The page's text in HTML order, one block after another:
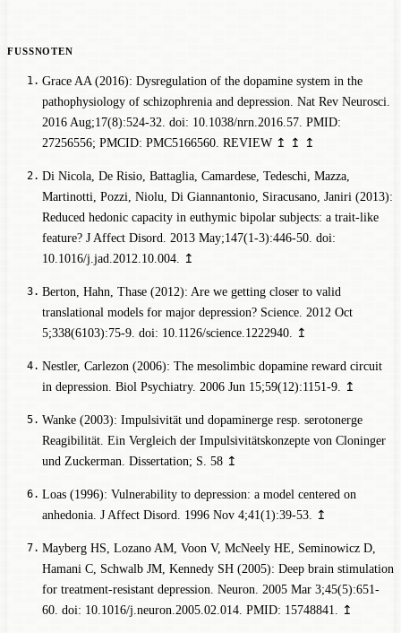
Grace AA (2016): Dysregulation of the dopamine system in the
pathophysiology of schizophrenia and depression. Nat Rev Neurosci.
2016 Aug;17(8):524-32. doi: 10.1038/nrn.2016.57. PMID:
27256556; PMCID: PMC5166560. REVIEW ↥ ↥ ↥
Di Nicola, De Risio, Battaglia, Camardese, Tedeschi, Mazza,
Martinotti, Pozzi, Niolu, Di Giannantonio, Siracusano, Janiri (2013):
Reduced hedonic capacity in euthymic bipolar subjects: a trait-like
feature? J Affect Disord. 2013 May;147(1-3):446-50. doi:
10.1016/j.jad.2012.10.004.
↥
Berton, Hahn, Thase (2012): Are we getting closer to valid
translational models for major depression? Science. 2012 Oct
5;338(6103):75-9. doi: 10.1126/science.1222940.
↥
Nestler, Carlezon (2006): The mesolimbic dopamine reward circuit
in depression. Biol Psychiatry. 2006 Jun 15;59(12):1151-9.
↥
Wanke (2003): Impulsivität und dopaminerge resp. serotonerge
Reagibilität. Ein Vergleich der Impulsivitätskonzepte von Cloninger
und Zuckerman. Dissertation; S. 58 ↥
Loas (1996): Vulnerability to depression: a model centered on
anhedonia. J Affect Disord. 1996 Nov 4;41(1):39-53.
↥
Mayberg HS, Lozano AM, Voon V, McNeely HE, Seminowicz D,
Hamani C, Schwalb JM, Kennedy SH (2005): Deep brain stimulation
for treatment-resistant depression. Neuron. 2005 Mar 3;45(5):651-
60. doi: 10.1016/j.neuron.2005.02.014. PMID: 15748841.
↥